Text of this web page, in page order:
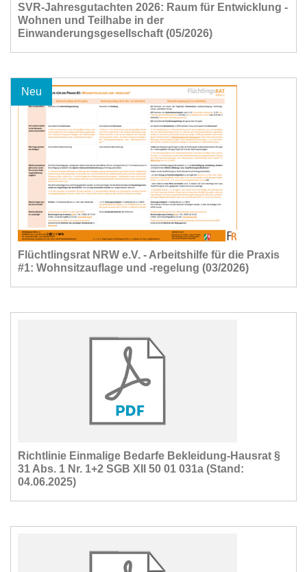
SVR-Jahresgutachten 2026: Raum für Entwicklung -
Wohnen und Teilhabe in der
Einwanderungsgesellschaft (05/2026)
Neu
Flüchtlingsrat NRW e.V. - Arbeitshilfe für die Praxis
#1: Wohnsitzauflage und -regelung (03/2026)
Richtlinie Einmalige Bedarfe Bekleidung-Hausrat §
31 Abs. 1 Nr. 1+2 SGB XII 50 01 031a (Stand:
04.06.2025)